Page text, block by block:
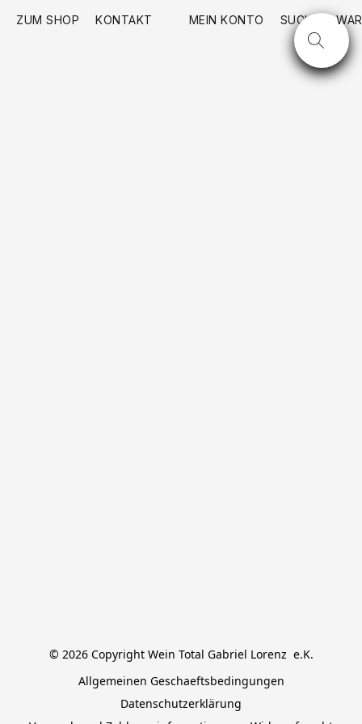
ZUM SHOP KONTAKT MEIN KONTO SUCHE
© 2026 Copyright Wein Total Gabriel Lorenz  e.K.
Allgemeinen Geschaeftsbedingungen
Datenschutzerklärung